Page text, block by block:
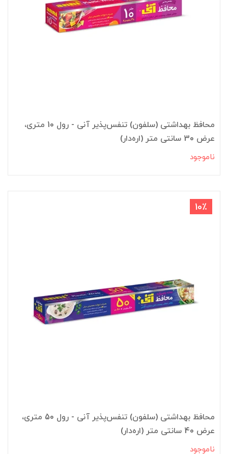
محافظ بهداشتی (سلفون) تنفس‌پذیر آنی - رول 10 متری،
عرض 30 سانتی متر (اره‌دار)
ناموجود
10٪
محافظ بهداشتی (سلفون) تنفس‌پذیر آنی - رول 50 متری،
عرض 40 سانتی متر (اره‌دار)
ناموجود